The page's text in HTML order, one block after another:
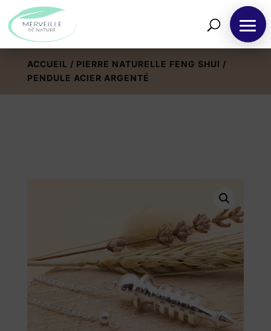
ACCUEIL / PIERRE NATURELLE FENG SHUI /
PENDULE ACIER ARGENTÉ